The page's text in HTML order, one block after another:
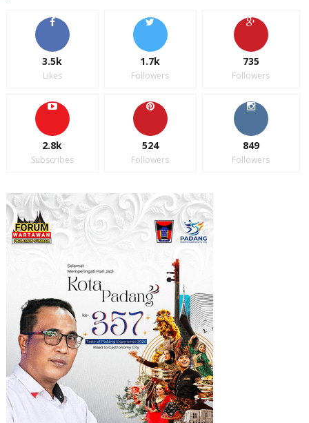
3.5k
Likes
1.7k
Followers
735
Followers
2.8k
Subscribes
524
Followers
849
Followers